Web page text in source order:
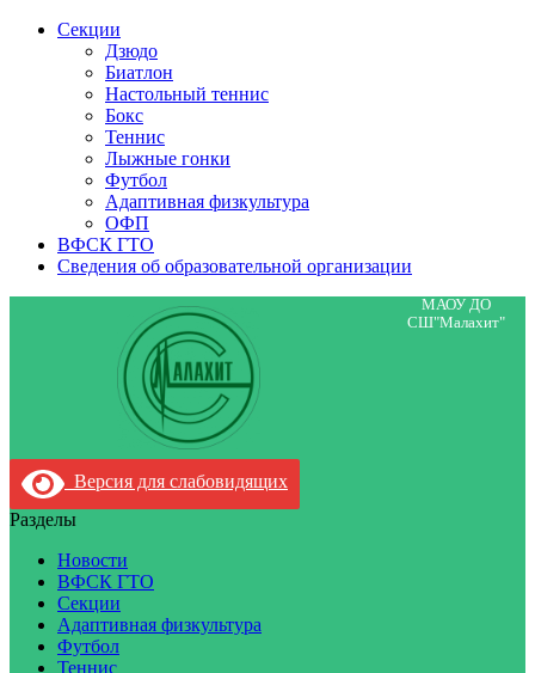
Секции
Дзюдо
Биатлон
Настольный теннис
Бокс
Теннис
Лыжные гонки
Футбол
Адаптивная физкультура
ОФП
ВФСК ГТО
Сведения об образовательной организации
МАОУ ДО
СШ"Малахит"
Версия для слабовидящих
Разделы
Новости
ВФСК ГТО
Секции
Адаптивная физкультура
Футбол
Теннис